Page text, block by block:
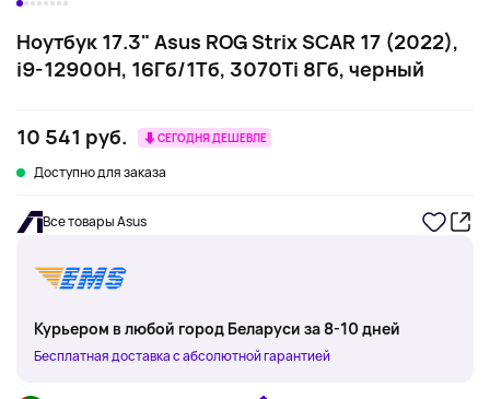
Ноутбук 17.3" Asus ROG Strix SCAR 17 (2022),
i9-12900H, 16Гб/1Тб, 3070Ti 8Гб, черный
10 541 руб. СЕГОДНЯ ДЕШЕВЛЕ
Доступно для заказа
Все товары Asus
Курьером в любой город Беларуси за 8-10 дней
Бесплатная доставка с абсолютной гарантией